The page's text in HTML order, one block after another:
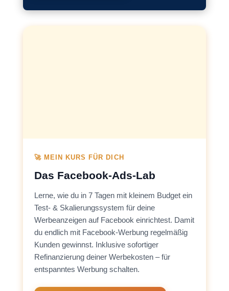
🚀 MEIN KURS FÜR DICH
Das Facebook-Ads-Lab
Lerne, wie du in 7 Tagen mit kleinem Budget ein
Test- & Skalierungssystem für deine
Werbeanzeigen auf Facebook einrichtest. Damit
du endlich mit Facebook-Werbung regelmäßig
Kunden gewinnst. Inklusive sofortiger
Refinanzierung deiner Werbekosten – für
entspanntes Werbung schalten.